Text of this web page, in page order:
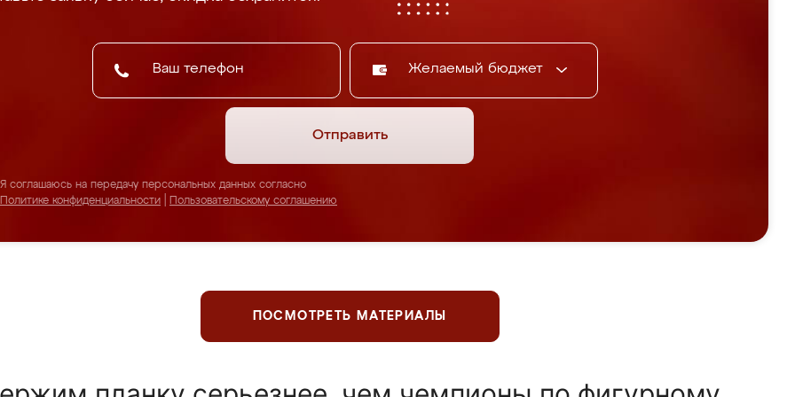
Желаемый бюджет
Отправить
Я соглашаюсь на передачу персональных данных согласно
Политике конфиденциальности
Пользовательскому соглашению
ПОСМОТРЕТЬ МАТЕРИАЛЫ